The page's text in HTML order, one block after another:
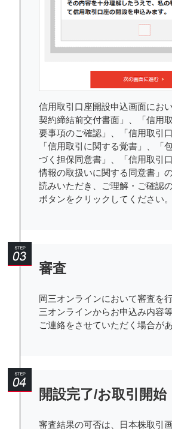
信用取引口座開設申込画面にお
契約締結前交付書面」、「信用
要事項のご確認」、「信用取引
「信用取引に関する覚書」、「
づく担保同意書」、「信用取引
情報の取扱いに関する同意書」
読みいただき、ご理解・ご確認
ボタンをクリックしてください。
審査
岡三オンラインにおいて審査を
三オンラインからお申込み内容
ご連絡をさせていただく場合があ
開設完了/お取引開始
審査結果の可否は、日本株取引